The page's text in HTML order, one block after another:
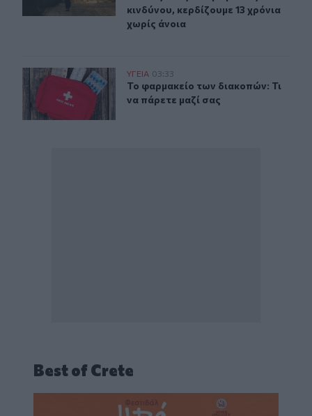
κινδύνου, κερδίζουμε 13 χρόνια
χωρίς άνοια
Το φαρμακείο των διακοπών: Τι να πάρετε μαζί σας
ΥΓΕΙΑ 03:33
Το φαρμακείο των διακοπών: Τι να
Το φαρμακείο των διακοπών: Τι
να πάρετε μαζί σας
Best of Crete